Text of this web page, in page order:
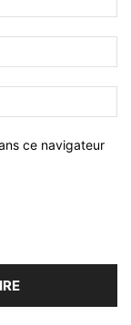
ce navigateur